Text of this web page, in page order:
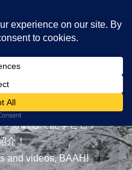
厳選して記事とビデ
介！
and videos, BAAH!